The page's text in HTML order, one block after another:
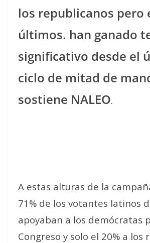
los republicanos pero
últimos. han ganado
significativo desde el
ciclo de mitad de
sostiene NALEO.
A estas alturas de la
71% de los votantes latinos
apoyaban a los demócratas
Congreso y solo el 20% a los